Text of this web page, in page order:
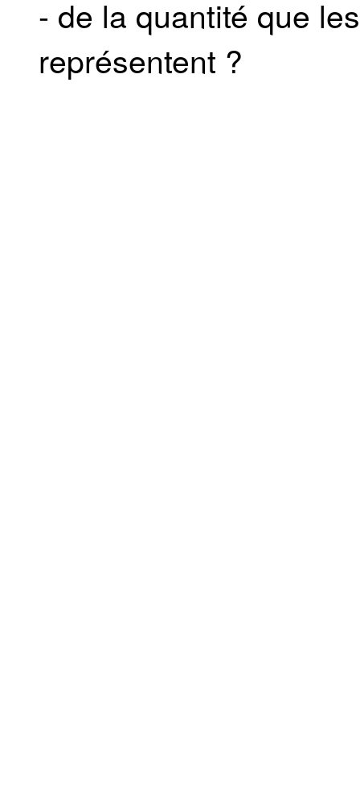
- de la quantité que
représentent ?